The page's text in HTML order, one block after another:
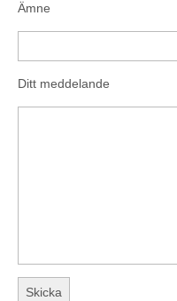
Ämne
Ditt meddelande